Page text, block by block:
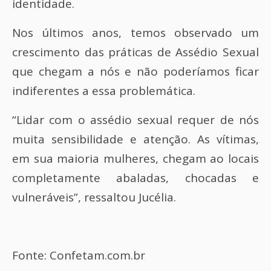
identidade.
Nos últimos anos, temos observado um
crescimento das práticas de Assédio Sexual
que chegam a nós e não poderíamos ficar
indiferentes a essa problemática.
“Lidar com o assédio sexual requer de nós
muita sensibilidade e atenção. As vítimas,
em sua maioria mulheres, chegam ao locais
completamente abaladas, chocadas e
vulneráveis”, ressaltou Jucélia.
Fonte: Confetam.com.br